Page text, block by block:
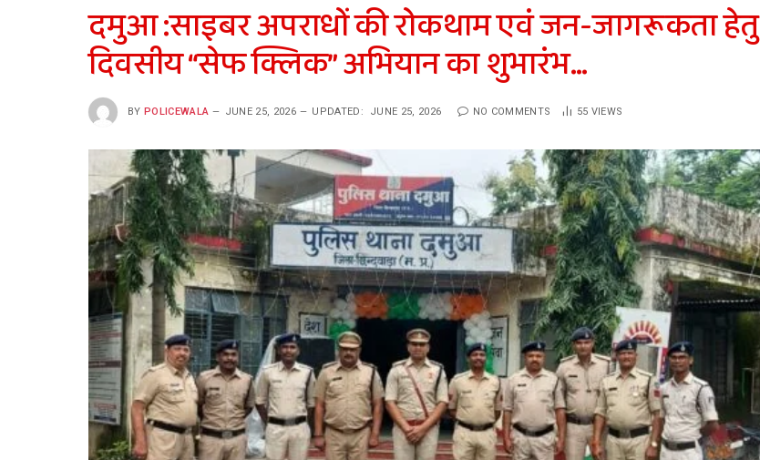
दमुआ :साइबर अपराधों की रोकथाम एवं जन-जागरूकता हेतु
दिवसीय “सेफ क्लिक” अभियान का शुभारंभ…
BY POLICEWALA JUNE 25, 2026 UPDATED: JUNE 25, 2026 NO COMMENTS 55 VIEWS